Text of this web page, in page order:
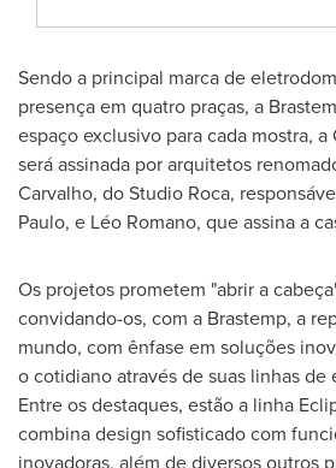
Sendo a principal marca de
presença em quatro praças, a
espaço exclusivo para cada mostra, a
será assinada por arquitetos
Carvalho, do Studio Roca,
Paulo, e Léo Romano, que assina a
Os projetos prometem "abrir a
convidando-os, com a Brastemp, a
mundo, com ênfase em soluções
o cotidiano através de suas linhas de
Entre os destaques, estão a linha
combina design sofisticado com
inovadoras, além de diversos outros